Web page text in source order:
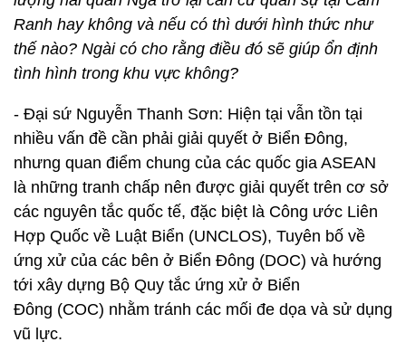
Ranh hay không và nếu có thì dưới hình thức như
thế nào? Ngài có cho rằng điều đó sẽ giúp ổn định
tình hình trong khu vực không?
- Đại sứ Nguyễn Thanh Sơn: Hiện tại vẫn tồn tại
nhiều vấn đề cần phải giải quyết ở Biển Đông,
nhưng quan điểm chung của các quốc gia ASEAN
là những tranh chấp nên được giải quyết trên cơ sở
các nguyên tắc quốc tế, đặc biệt là Công ước Liên
Hợp Quốc về Luật Biển (UNCLOS), Tuyên bố về
ứng xử của các bên ở Biển Đông (DOC) và hướng
tới xây dựng Bộ Quy tắc ứng xử ở Biển
Đông (COC) nhằm tránh các mối đe dọa và sử dụng
vũ lực.